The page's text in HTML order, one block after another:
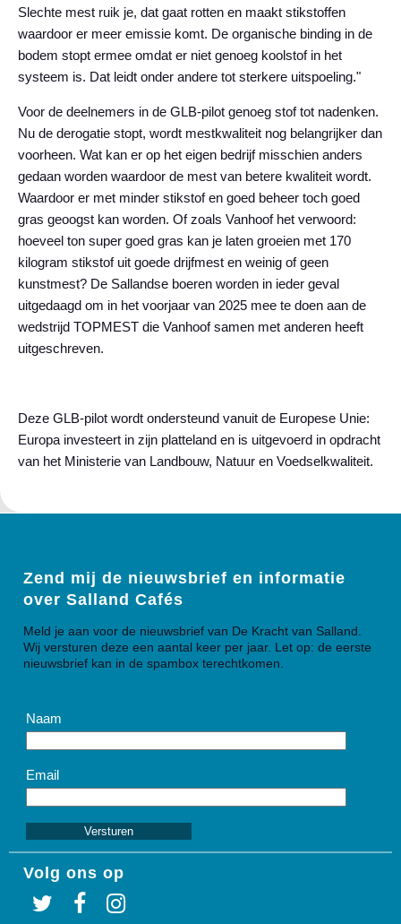
Slechte mest ruik je, dat gaat rotten en maakt stikstoffen
waardoor er meer emissie komt. De organische binding in de
bodem stopt ermee omdat er niet genoeg koolstof in het
systeem is. Dat leidt onder andere tot sterkere uitspoeling."
Voor de deelnemers in de GLB-pilot genoeg stof tot nadenken.
Nu de derogatie stopt, wordt mestkwaliteit nog belangrijker dan
voorheen. Wat kan er op het eigen bedrijf misschien anders
gedaan worden waardoor de mest van betere kwaliteit wordt.
Waardoor er met minder stikstof en goed beheer toch goed
gras geoogst kan worden. Of zoals Vanhoof het verwoord:
hoeveel ton super goed gras kan je laten groeien met 170
kilogram stikstof uit goede drijfmest en weinig of geen
kunstmest? De Sallandse boeren worden in ieder geval
uitgedaagd om in het voorjaar van 2025 mee te doen aan de
wedstrijd TOPMEST die Vanhoof samen met anderen heeft
uitgeschreven.
Deze GLB-pilot wordt ondersteund vanuit de Europese Unie:
Europa investeert in zijn platteland en is uitgevoerd in opdracht
van het Ministerie van Landbouw, Natuur en Voedselkwaliteit.
Zend mij de nieuwsbrief en informatie
over Salland Cafés
Meld je aan voor de nieuwsbrief van De Kracht van Salland.
Wij versturen deze een aantal keer per jaar. Let op: de eerste
nieuwsbrief kan in de spambox terechtkomen.
Naam
Email
Volg ons op